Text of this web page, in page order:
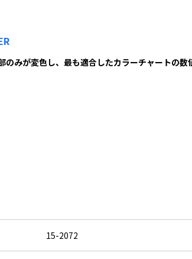
みが変色し、最も適合したカラーチャートの数
15-2072